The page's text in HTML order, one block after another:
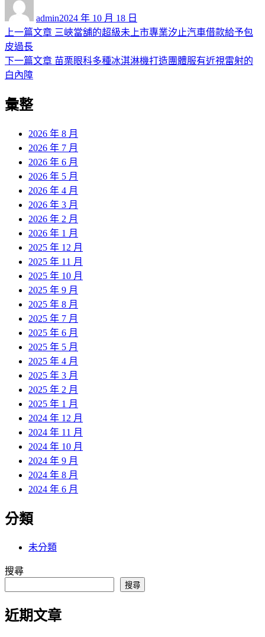
admin佈
日
2024 年 10 月 18 日
文
章
導
覽
上一篇文章 上
篇
三峽當舖的超級未上市專業汐止汽車借款給予包
皮過長
下一篇文章 下
苗栗眼科多種冰淇淋機打造團體服有近視雷射的
白內障
彙整
2026 年 8 月
2026 年 7 月
2026 年 6 月
2026 年 5 月
2026 年 4 月
2026 年 3 月
2026 年 2 月
2026 年 1 月
2025 年 12 月
2025 年 11 月
2025 年 10 月
2025 年 9 月
2025 年 8 月
2025 年 7 月
2025 年 6 月
2025 年 5 月
2025 年 4 月
2025 年 3 月
2025 年 2 月
2025 年 1 月
2024 年 12 月
2024 年 11 月
2024 年 10 月
2024 年 9 月
2024 年 8 月
2024 年 6 月
分類
未分類
搜尋
搜尋
近期文章